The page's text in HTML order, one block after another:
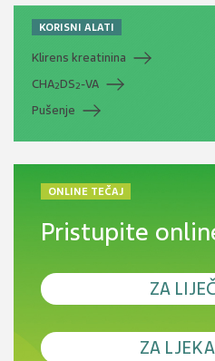
KORISNI ALATI
Klirens kreatinina
CHA2DS2-VA
Pušenje
ONLINE TEČAJ
Pristupite
ZA
Debljina - od prevencije
ZA